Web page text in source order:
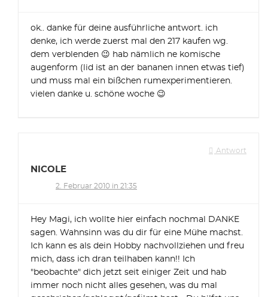
ok.. danke für deine ausführliche antwort. ich
denke, ich werde zuerst mal den 217 kaufen wg.
dem verblenden 😉 hab nämlich ne komische
augenform (lid ist an der bananen innen etwas tief)
und muss mal ein bißchen rumexperimentieren.
vielen danke u. schöne woche 😉
Antwort
NICOLE
2. Februar 2010 in 21:35
Hey Magi, ich wollte hier einfach nochmal DANKE
sagen. Wahnsinn was du dir für eine Mühe machst.
Ich kann es als dein Hobby nachvollziehen und freu
mich, dass ich dran teilhaben kann!! Ich
"beobachte" dich jetzt seit einiger Zeit und hab
immer noch nicht alles gesehen, was du mal